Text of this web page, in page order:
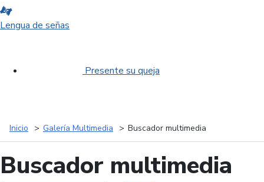
Lengua de señas
Presente su queja
Inicio Galería Multimedia Buscador multimedia
Buscador multimedia